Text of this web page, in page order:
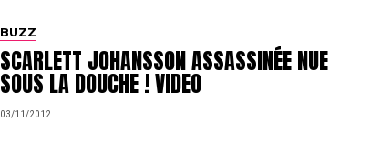
BUZZ
SCARLETT JOHANSSON ASSASSINÉE NUE
SOUS LA DOUCHE ! VIDEO
03/11/2012